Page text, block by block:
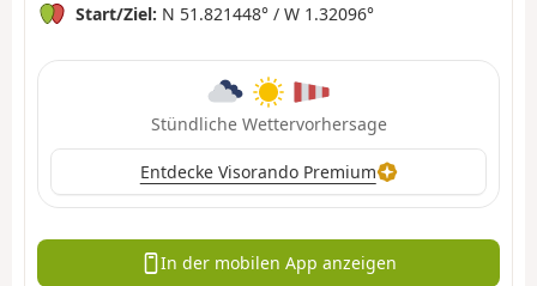
Start/Ziel: N 51.821448° / W 1.32096°
Stündliche Wettervorhersage
Entdecke Visorando Premium
In der mobilen App anzeigen